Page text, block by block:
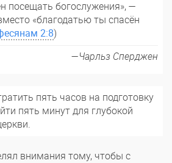
посещать богослужения», —
«благодатью ты спасён
2:8)
Чарльз Сперджен
пять часов на подготовку
пять минут для глубокой
внимания тому, чтобы с